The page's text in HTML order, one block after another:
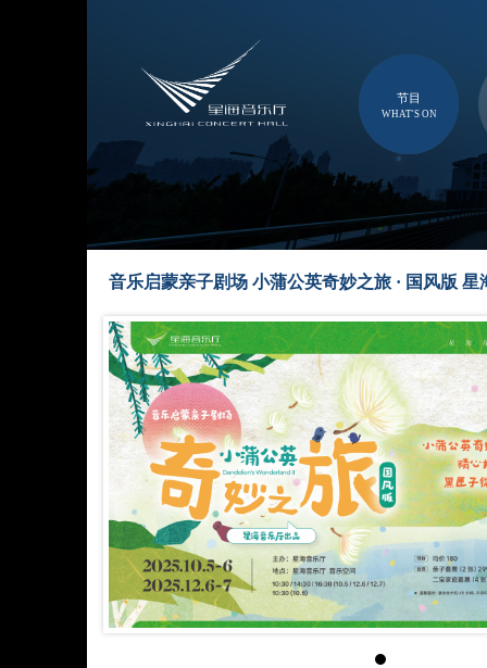
节目
WHAT'S ON
音乐启蒙亲子剧场 小蒲公英奇妙之旅 · 国风版 星